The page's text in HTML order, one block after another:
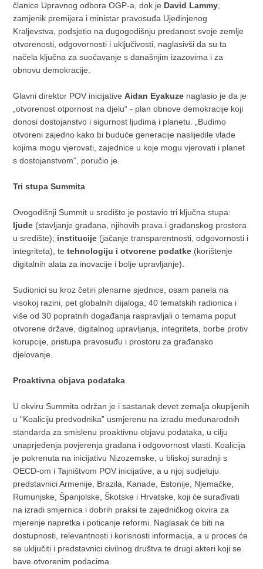
članice Upravnog odbora OGP-a, dok je David Lammy,
zamjenik premijera i ministar pravosuđa Ujedinjenog
Kraljevstva, podsjetio na dugogodišnju predanost svoje zemlje
otvorenosti, odgovornosti i uključivosti, naglasivši da su ta
načela ključna za suočavanje s današnjim izazovima i za
obnovu demokracije.
Glavni direktor POV inicijativeAidan Eyakuze naglasio je da je
„otvorenost otpornost na djelu“ - plan obnove demokracije koji
donosi dostojanstvo i sigurnost ljudima i planetu. „Budimo
otvoreni zajedno kako bi buduće generacije naslijedile vlade
kojima mogu vjerovati, zajednice u koje mogu vjerovati i planet
s dostojanstvom“, poručio je.
Tri stupa Summita
Ovogodišnji Summit u središte je postavio tri ključna stupa:
ljude (stavljanje građana, njihovih prava i građanskog prostora
u središte); institucije (jačanje transparentnosti, odgovornosti i
integriteta), te tehnologiju i otvorene podatke (korištenje
digitalnih alata za inovacije i bolje upravljanje).
Sudionici su kroz četiri plenarne sjednice, osam panela na
visokoj razini, pet globalnih dijaloga, 40 tematskih radionica i
više od 30 popratnih događanja raspravljali o temama poput
otvorene države, digitalnog upravljanja, integriteta, borbe protiv
korupcije, pristupa pravosuđu i prostoru za građansko
djelovanje.
Proaktivna objava podataka
U okviru Summita održan je i sastanak devet zemalja okupljenih
u “Koaliciju predvodnika” usmjerenu na izradu međunarodnih
standarda za smislenu proaktivnu objavu podataka, u cilju
unaprjeđenja povjerenja građana i odgovornost vlasti. Koalicija
je pokrenuta na inicijativu Nizozemske, u bliskoj suradnji s
OECD-om i Tajništvom POV inicijative, a u njoj sudjeluju
predstavnici Armenije, Brazila, Kanade, Estonije, Njemačke,
Rumunjske, Španjolske, Škotske i Hrvatske, koji će surađivati
na izradi smjernica i dobrih praksi te zajedničkog okvira za
mjerenje napretka i poticanje reformi. Naglasak će biti na
dostupnosti, relevantnosti i korisnosti informacija, a u proces će
se uključiti i predstavnici civilnog društva te drugi akteri koji se
bave otvorenim podacima.